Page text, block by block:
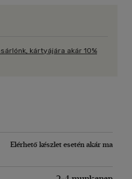
kártyájára akár 10%
Elérhető készlet esetén akár ma